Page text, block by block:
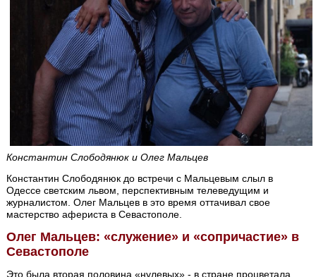
Константин Слободянюк и Олег Мальцев
Константин Слободянюк до встречи с Мальцевым слыл в
Одессе светским львом, перспективным телеведущим и
журналистом. Олег Мальцев в это время оттачивал свое
мастерство афериста в Севастополе.
Олег Мальцев: «служение» и «сопричастие» в
Севастополе
Это была вторая половина «нулевых» - в стране процветала